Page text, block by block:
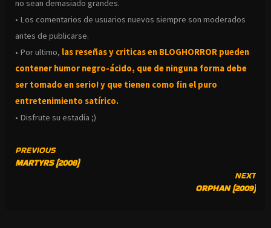
no sean demasiado grandes.
• Los comentarios de usuarios nuevos siempre son moderados
antes de publicarse.
• Por ultimo, las reseñas y criticas en BLOGHORROR pueden
contener humor negro-ácido, que de ninguna forma debe
ser tomado en serio! y que tienen como fin el puro
entretenimiento satírico.
• Disfrute su estadía ;)
CONTINUE
READING
PREVIOUS
MARTYRS (2008)
NEXT
ORPHAN (2009)